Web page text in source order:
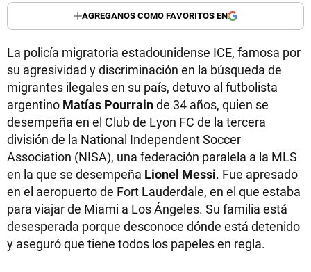
AGREGANOS COMO FAVORITOS EN
La policía migratoria estadounidense ICE, famosa por
su agresividad y discriminación en la búsqueda de
migrantes ilegales en su país, detuvo al futbolista
argentino Matías Pourrainde 34 años, quien se
desempeña en el Club de Lyon FC de la tercera
división de la National Independent Soccer
Association (NISA), una federación paralela a la MLS
en la que se desempeña Lionel Messi. Fue apresado
en el aeropuerto de Fort Lauderdale, en el que estaba
para viajar de Miami a Los Ángeles. Su familia está
desesperada porque desconoce dónde está detenido
y aseguró que tiene todos los papeles en regla.